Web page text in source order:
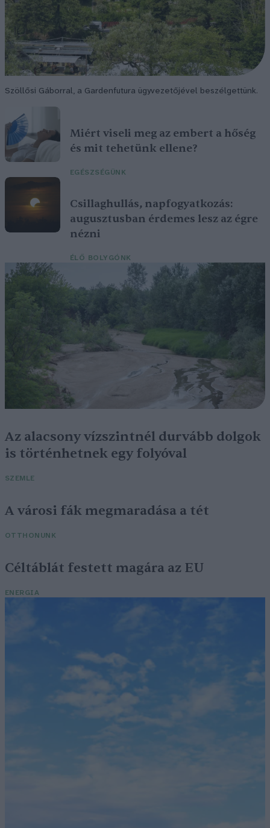
Szöllősi Gáborral, a Gardenfutura ügyvezetőjével beszélgettünk.
Miért viseli meg az embert a hőség
és mit tehetünk ellene?
EGÉSZSÉGÜNK
Csillaghullás, napfogyatkozás:
augusztusban érdemes lesz az égre
nézni
ÉLŐ BOLYGÓNK
Az alacsony vízszintnél durvább dolgok
is történhetnek egy folyóval
SZEMLE
A városi fák megmaradása a tét
OTTHONUNK
Céltáblát festett magára az EU
ENERGIA